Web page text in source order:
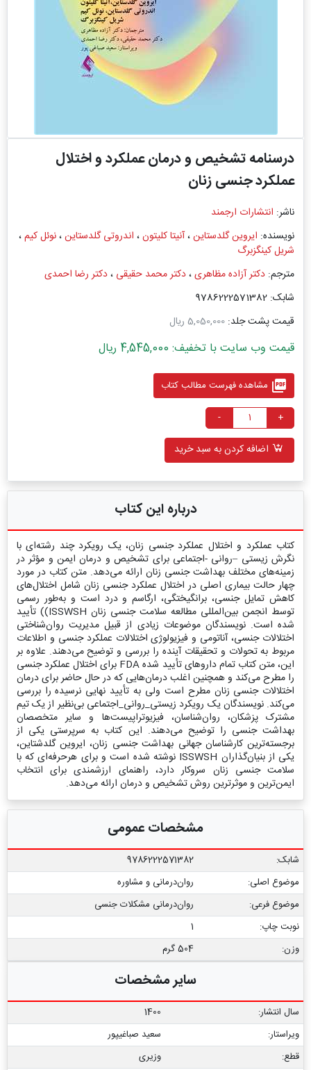
درسنامه تشخیص و درمان عملکرد و اختلال
عملکرد جنسی زنان
ناشر: انتشارات ارجمند
نویسنده: ایروین گلدستاین،آنیتا کلیتون، اندروتی گلدستاین،نوئل کیم،
شریل کینگزبرگ
مترجم: دكتر آزاده مظاهری،دکتر محمد حقیقی ،دکتر رضا احمدی
شابک: 9786222571382
قیمت پشت جلد: 5,050,000 ریال
قیمت وب سایت با تخفیف: 4,545,000 ریال
picture_as_pdf مشاهده فهرست مطالب کتاب
+
-
اضافه کردن به سبد خرید
درباره این کتاب
کتاب عملکرد و اختلال عملکرد جنسی زنان، یک رویکرد چند رشته‌ای با
نگرش زیستی –روانی -اجتماعی برای تشخیص و درمان ایمن و مؤثر در
زمینه‌های مختلف بهداشت جنسی زنان ارائه می‌دهد. متن کتاب در مورد
چهار حالت بیماری اصلی در اختلال عملکرد جنسی زنان شامل اختلال‌های
کاهش تمایل جنسی، برانگیختگی، ارگاسم و درد است و به‌طور رسمی
توسط انجمن بین‌المللی مطالعه سلامت جنسی زنان ISSWSH)) تأیید
شده است. نویسندگان موضوعات زیادی از قبیل مدیریت روان‌شناختی
اختلالات جنسی، آناتومی و فیزیولوژی اختلالات عملکرد جنسی و اطلاعات
مربوط به تحولات و تحقیقات آینده را بررسی و توضیح می‌دهند. علاوه بر
این، متن کتاب تمام داروهای تأیید شده FDA برای اختلال عملکرد جنسی
را مطرح می‌کند و همچنین اغلب درمان‌هایی که در حال حاضر برای درمان
اختلالات جنسی زنان مطرح است ولی به تأیید نهایی نرسیده را بررسی
می‌کند. نویسندگان یک رویکرد زیستی_روانی_اجتماعی بی‌نظیر از یک تیم
مشترک پزشکان، روان‌شناسان، فیزیوتراپیست‌ها و سایر متخصصان
بهداشت جنسی را توضیح می‌دهند. این کتاب به سرپرستی یکی از
برجسته‌ترین کارشناسان جهانی بهداشت جنسی زنان، ایروین گلدشتاین،
یکی از بنیان‌گذاران ISSWSH نوشته شده است و برای هرحرفه‌ای که با
سلامت جنسی زنان سروکار دارد، راهنمای ارزشمندی برای انتخاب
ایمن‌ترین و موثرترین روش تشخیص و درمان ارائه می‌دهد.
مشخصات عمومی
شابک:
9786222571382
موضوع اصلی:
روان‌درمانی و مشاوره
موضوع فرعی:
روان‌درمانی مشکلات جنسی
نوبت چاپ:
1
وزن:
504 گرم
سایر مشخصات
سال انتشار:
1400
ویراستار:
سعید صباغیپور
قطع:
وزیری